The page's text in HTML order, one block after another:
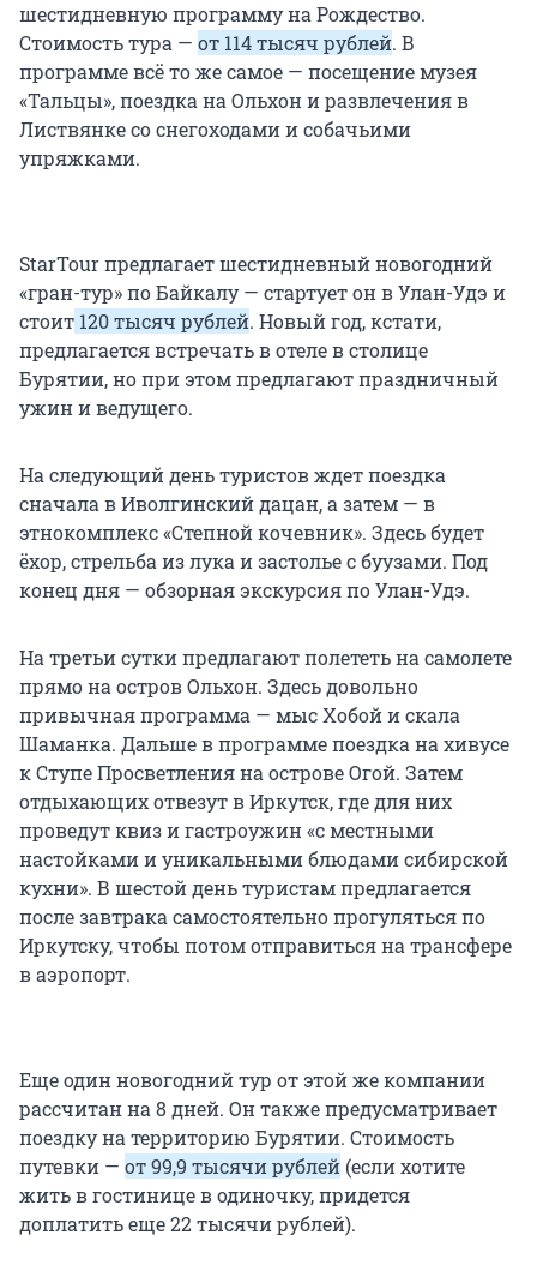
шестидневную программу на Рождество.
Стоимость тура — от 114 тысяч рублей. В
программе всё то же самое — посещение музея
«Тальцы», поездка на Ольхон и развлечения в
Листвянке со снегоходами и собачьими
упряжками.
StarTour предлагает шестидневный новогодний
«гран-тур» по Байкалу — стартует он в Улан-Удэ и
стоит 120 тысяч рублей. Новый год, кстати,
предлагается встречать в отеле в столице
Бурятии, но при этом предлагают праздничный
ужин и ведущего.
На следующий день туристов ждет поездка
сначала в Иволгинский дацан, а затем — в
этнокомплекс «Степной кочевник». Здесь будет
ёхор, стрельба из лука и застолье с буузами. Под
конец дня — обзорная экскурсия по Улан-Удэ.
На третьи сутки предлагают полететь на самолете
прямо на остров Ольхон. Здесь довольно
привычная программа — мыс Хобой и скала
Шаманка. Дальше в программе поездка на хивусе
к Ступе Просветления на острове Огой. Затем
отдыхающих отвезут в Иркутск, где для них
проведут квиз и гастроужин «с местными
настойками и уникальными блюдами сибирской
кухни». В шестой день туристам предлагается
после завтрака самостоятельно прогуляться по
Иркутску, чтобы потом отправиться на трансфере
в аэропорт.
Еще один новогодний тур от этой же компании
рассчитан на 8 дней. Он также предусматривает
поездку на территорию Бурятии. Стоимость
путевки — от 99,9 тысячи рублей (если хотите
жить в гостинице в одиночку, придется
доплатить еще 22 тысячи рублей).